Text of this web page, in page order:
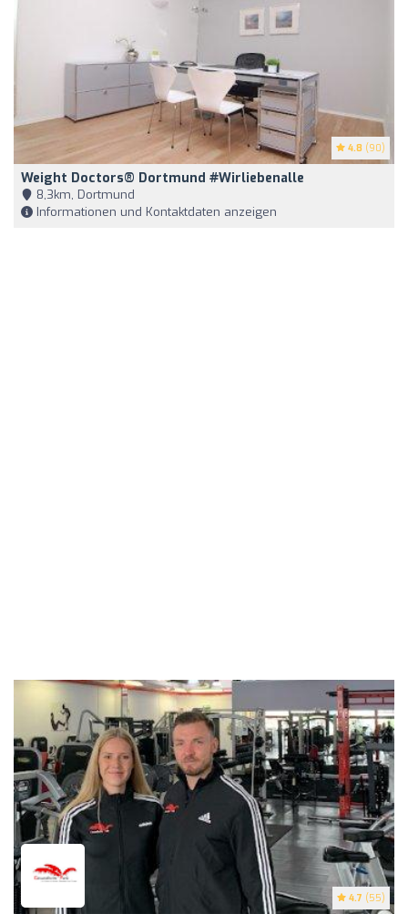
4.8 (90)
Weight Doctors® Dortmund #wirliebenalle
8,3km, Dortmund
Informationen und Kontaktdaten anzeigen
4.7 (55)